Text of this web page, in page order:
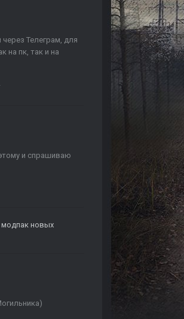
Телеграм, для
на пк, так и на
и спрашиваю
модпак новых